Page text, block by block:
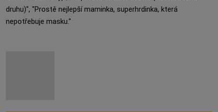
druhu)", "Prostě nejlepší maminka, superhrdinka, která
nepotřebuje masku."